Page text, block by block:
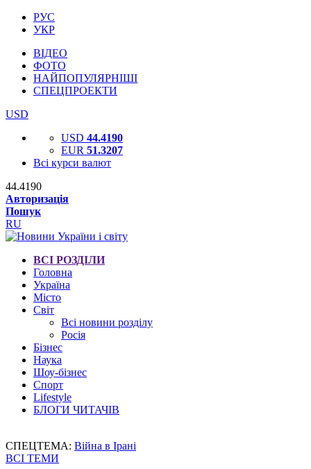
РУС
УКР
ВІДЕО
ФОТО
НАЙПОПУЛЯРНІШІ
СПЕЦПРОЕКТИ
USD
USD 44.4190
EUR 51.3207
Всі курси валют
44.4190
Авторизація
Пошук
RU
ВСІ РОЗДІЛИ
Головна
Україна
Місто
Світ
Всі новини розділу
Росія
Бізнес
Наука
Шоу-бізнес
Спорт
Lifestyle
БЛОГИ ЧИТАЧІВ
СПЕЦТЕМА: Війна в Ірані
ВСІ ТЕМИ